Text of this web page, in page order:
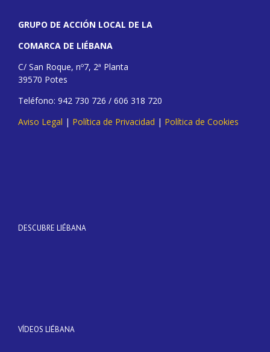
GRUPO DE ACCIÓN LOCAL DE LA
COMARCA DE LIÉBANA
C/ San Roque, nº7, 2ª Planta
39570 Potes
Teléfono: 942 730 726 / 606 318 720
Aviso Legal | Política de Privacidad | Política de Cookies
DESCUBRE LIÉBANA
VÍDEOS LIÉBANA